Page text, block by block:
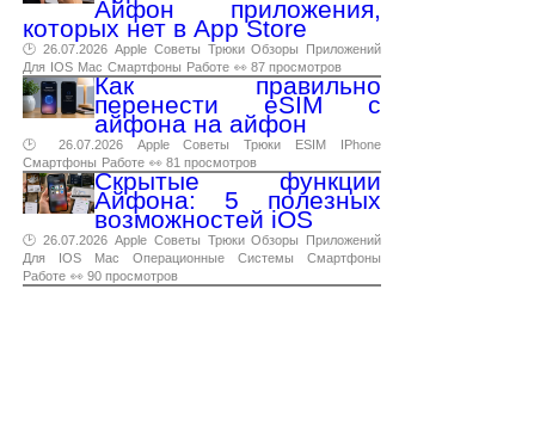
Айфон приложения,
которых нет в App Store
🕑 26.07.2026 Apple Советы Трюки Обзоры
Приложений
Для IOS Mac Смартфоны Работе 👀 87 просмотров
Как правильно
перенести eSIM с
айфона на айфон
🕑 26.07.2026 Apple Советы Трюки ESIM
IPhone
Смартфоны Работе 👀 81 просмотров
Скрытые функции
Айфона: 5 полезных
возможностей iOS
🕑 26.07.2026 Apple Советы Трюки Обзоры
Приложений
Для
IOS Mac Операционные Системы
Смартфоны
Работе 👀 90 просмотров